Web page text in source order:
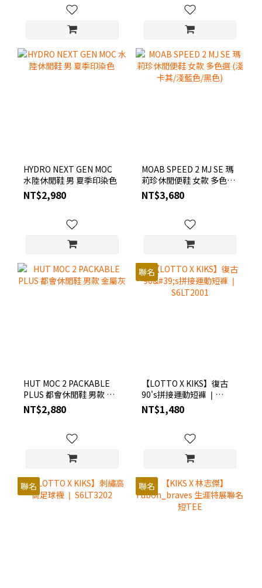
HYDRO NEXT GEN MOC
水陸休閒鞋 男 夏季印染色
NT$2,980
MOAB SPEED 2 MJ SE 瑪
莉珍休閒便鞋 女款 多色選
(淺卡其/淺藍色/黑色)
NT$3,680
HUT MOC 2 PACKABLE
PLUS 都會休閒鞋 男款 金
屬灰
NT$2,880
聯名
【LOTTO X KIKS】復古
90's拼接運動短褲 ❘
S6LT2001
NT$1,480
聯名 聯名